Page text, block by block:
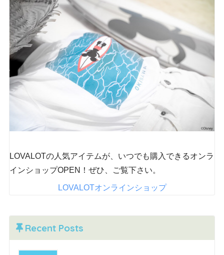
LOVALOTの人気アイテムが、いつでも購入できるオンラ
インショップOPEN！ぜひ、ご覧下さい。
LOVALOTオンラインショップ
Recent Posts